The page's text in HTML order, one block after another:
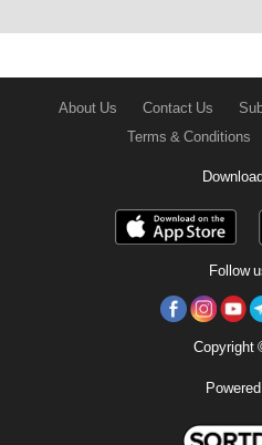
About Us Contact Us
Terms & Conditions
Follow
Copyright